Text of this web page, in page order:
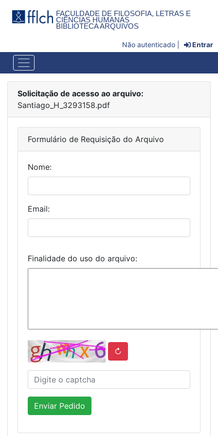
FACULDADE DE FILOSOFIA, LETRAS E
CIÊNCIAS HUMANAS
BIBLIOTECA ARQUIVOS
Não autenticado | Entrar
Solicitação de acesso ao arquivo:
Santiago_H_3293158.pdf
Formulário de Requisição do Arquivo
Nome:
Email:
Finalidade do uso do arquivo:
↻
Enviar Pedido